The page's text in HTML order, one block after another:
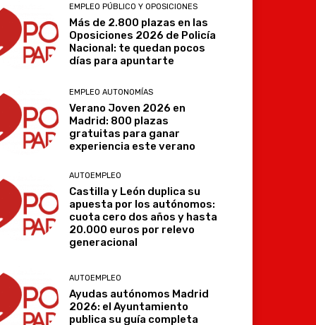
EMPLEO PÚBLICO Y OPOSICIONES
Más de 2.800 plazas en las
Oposiciones 2026 de Policía
Nacional: te quedan pocos
días para apuntarte
EMPLEO AUTONOMÍAS
Verano Joven 2026 en
Madrid: 800 plazas
gratuitas para ganar
experiencia este verano
AUTOEMPLEO
Castilla y León duplica su
apuesta por los autónomos:
cuota cero dos años y hasta
20.000 euros por relevo
generacional
AUTOEMPLEO
Ayudas autónomos Madrid
2026: el Ayuntamiento
publica su guía completa